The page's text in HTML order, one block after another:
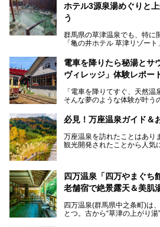
ホテル3源泉湯めぐりと
う
群馬県の草津温泉でも、特に
「亀の井ホテル 草津リゾー
ロビーや客室が綺麗になって
ッフェも人気！アクセスはシ
温泉にある姉妹ホテルの「草
今回はそんな「亀の井ホテル
───
提供元：アイコニア・ホスピ
この記事は亀の井ホテル 草
電車を降りたら秘湯とサ
ヴィレッジ」体験レポー
「電車を降りてすぐ、天然温
そんな夢のような体験が叶う
日帰り温泉の「水沼の湯」と
２つのエリアがあります。
今回は、その中でも特にユニ
魅力に焦点を当て、温泉好き
必見！万座温泉ガイド＆
万座温泉を訪れたことはあり
観光開発されたことから人気
も多いかもしれません。
そこで筆者である私が実際に
しみ方や周辺の観光地を解説
また、日帰り入浴できる温泉
すめの入浴施設もご紹介しま
四万温泉「四万やまぐち
老舗宿で絶景露天＆美肌
四万温泉(群馬県中之条町)は
とつ。古から“草津の上がり